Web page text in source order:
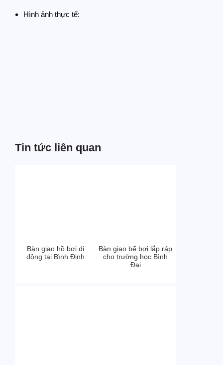
Hình ảnh thực tế:
Tin tức liên quan
Bàn giao hồ bơi di
động tại Bình Định
Bàn giao bể bơi lắp ráp
cho trường học Bình
Đại